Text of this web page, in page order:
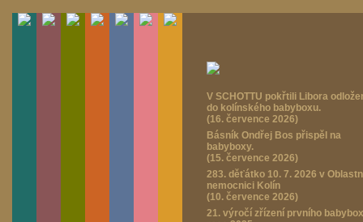
V SCHOTTU pokřtili Libora
do kolínského babyboxu.
(16. července 2026)
Básník Ondřej Bos přispěl na
babyboxy.
(15. července 2026)
283. děťátko 10. 7. 2026 v
nemocnici Kolín
(10. července 2026)
21. výročí zřízení prvního